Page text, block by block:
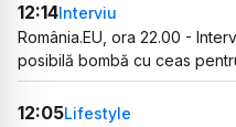
12:14Interviu
România.EU, ora 22.00 -
posibilă bombă cu ceas
12:05Lifestyle